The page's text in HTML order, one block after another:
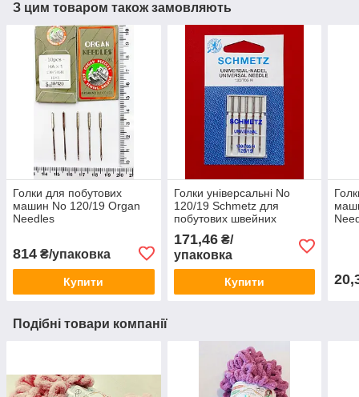
З цим товаром також замовляють
Голки для побутових
машин No 120/19 Organ
Needles
814 ₴/упаковка
Купити
Голки універсальні No
120/19 Schmetz для
побутових швейних
171,46₴/
упаковка
Купити
Подібні товари компанії